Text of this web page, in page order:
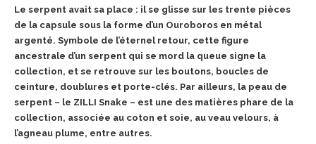
Le serpent avait sa place : il se glisse sur les trente pièces
de la capsule sous la forme d’un Ouroboros en métal
argenté. Symbole de l’éternel retour, cette figure
ancestrale d’un serpent qui se mord la queue signe la
collection, et se retrouve sur les boutons, boucles de
ceinture, doublures et porte-clés. Par ailleurs, la peau de
serpent – le ZILLI Snake – est une des matières phare de la
collection, associée au coton et soie, au veau velours, à
l’agneau plume, entre autres.